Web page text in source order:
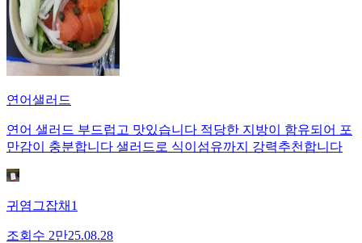
연어샐러드
연어 샐러드 부드럽고 맛있습니다 적당한 지방이 함유되어 포
만감이 충분합니다 샐러드로 식이섬유까지 강력추천합니다
귀염그잡채1
조회수 2만25.08.28